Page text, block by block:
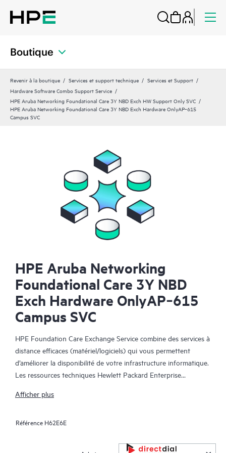
Boutique
Revenir à la boutique Services et support technique
Services et Support
Hardware Software Combo Support Service
HPE Aruba Networking Foundational Care 3Y NBD Exch HW Support Only SVC
HPE Aruba Networking Foundational Care 3Y NBD Exch Hardware OnlyAP‑615
Campus SVC
HPE Aruba Networking
Foundational Care 3Y NBD
Exch Hardware OnlyAP‑615
Campus SVC
HPE Foundation Care Exchange Service combine des services à
distance efficaces (matériel/logiciels) qui vous permettent
d’améliorer la disponibilité de votre infrastructure informatique.
Les ressources techniques Hewlett Packard Enterprise
problèmes matériels et logiciels survenus sur vos produits HPE.
Le service d’échange matériel propose un échange de pièces
éligibles. Alternative pratique et économique au support
Afficher plus
Référence H62E6E